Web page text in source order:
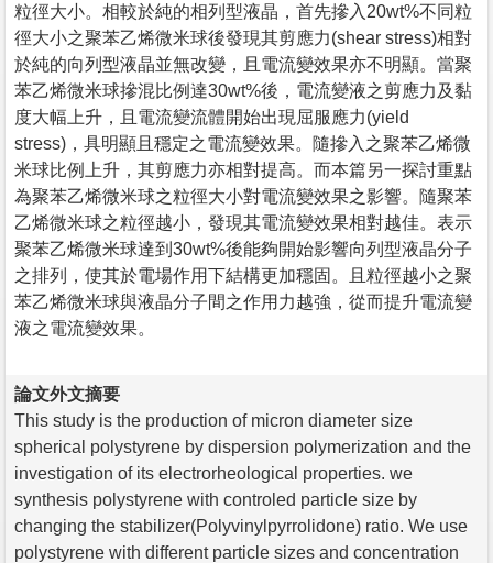
粒徑大小。相較於純的相列型液晶，首先摻入20wt%不同粒
徑大小之聚苯乙烯微米球後發現其剪應力(shear stress)相對
於純的向列型液晶並無改變，且電流變效果亦不明顯。當聚
苯乙烯微米球摻混比例達30wt%後，電流變液之剪應力及黏
度大幅上升，且電流變流體開始出現屈服應力(yield
stress)，具明顯且穩定之電流變效果。隨摻入之聚苯乙烯微
米球比例上升，其剪應力亦相對提高。而本篇另一探討重點
為聚苯乙烯微米球之粒徑大小對電流變效果之影響。隨聚苯
乙烯微米球之粒徑越小，發現其電流變效果相對越佳。表示
聚苯乙烯微米球達到30wt%後能夠開始影響向列型液晶分子
之排列，使其於電場作用下結構更加穩固。且粒徑越小之聚
苯乙烯微米球與液晶分子間之作用力越強，從而提升電流變
液之電流變效果。
論文外文摘要
This study is the production of micron diameter size
spherical polystyrene by dispersion polymerization and the
investigation of its electrorheological properties. we
synthesis polystyrene with controled particle size by
changing the stabilizer(Polyvinylpyrrolidone) ratio. We use
polystyrene with different particle sizes and concentration